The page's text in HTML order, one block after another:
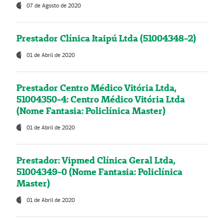
07 de Agosto de 2020
Prestador Clínica Itaipú Ltda (51004348-2)
01 de Abril de 2020
Prestador Centro Médico Vitória Ltda,
51004350-4: Centro Médico Vitória Ltda
(Nome Fantasia: Policlínica Master)
01 de Abril de 2020
Prestador: Vipmed Clínica Geral Ltda,
51004349-0 (Nome Fantasia: Policlínica
Master)
01 de Abril de 2020